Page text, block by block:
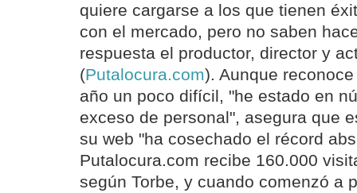
quiere cargarse a los que tienen
con el mercado, pero no saben
respuesta el productor, director y
(Putalocura.com). Aunque
año un poco difícil, "he estado en
exceso de personal", asegura que
su web "ha cosechado el récord
Putalocura.com recibe 160.000
según Torbe, y cuando comenzó a